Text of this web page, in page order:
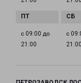
с 09:00 до
21:00
с
21:00